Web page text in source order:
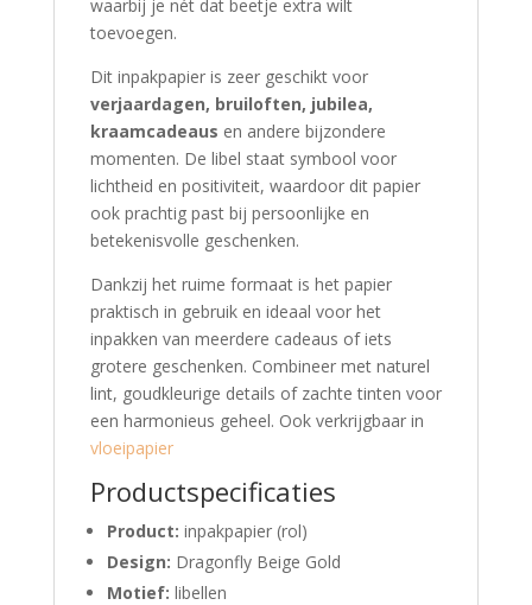
waarbij je nét dat beetje extra wilt
toevoegen.
Dit inpakpapier is zeer geschikt voor
verjaardagen, bruiloften, jubilea,
kraamcadeaus en andere bijzondere
momenten. De libel staat symbool voor
lichtheid en positiviteit, waardoor dit papier
ook prachtig past bij persoonlijke en
betekenisvolle geschenken.
Dankzij het ruime formaat is het papier
praktisch in gebruik en ideaal voor het
inpakken van meerdere cadeaus of iets
grotere geschenken. Combineer met naturel
lint, goudkleurige details of zachte tinten voor
een harmonieus geheel. Ook verkrijgbaar in
vloeipapier
Productspecificaties
Product: inpakpapier (rol)
Design: Dragonfly Beige Gold
Motief: libellen